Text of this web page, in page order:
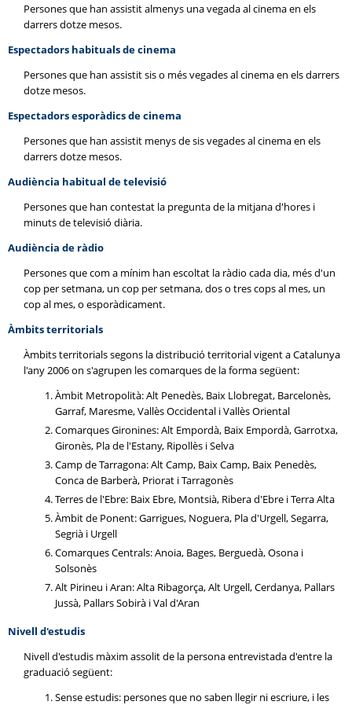
Persones que han assistit almenys una vegada al cinema en els
darrers dotze mesos.
Espectadors habituals de cinema
Persones que han assistit sis o més vegades al cinema en els darrers
dotze mesos.
Espectadors esporàdics de cinema
Persones que han assistit menys de sis vegades al cinema en els
darrers dotze mesos.
Audiència habitual de televisió
Persones que han contestat la pregunta de la mitjana d'hores i
minuts de televisió diària.
Audiència de ràdio
Persones que com a mínim han escoltat la ràdio cada dia, més d'un
cop per setmana, un cop per setmana, dos o tres cops al mes, un
cop al mes, o esporàdicament.
Àmbits territorials
Àmbits territorials segons la distribució territorial vigent a Catalunya
l'any 2006 on s'agrupen les comarques de la forma següent:
Àmbit Metropolità: Alt Penedès, Baix Llobregat, Barcelonès,
Garraf, Maresme, Vallès Occidental i Vallès Oriental
Comarques Gironines: Alt Empordà, Baix Empordà, Garrotxa,
Gironès, Pla de l'Estany, Ripollès i Selva
Camp de Tarragona: Alt Camp, Baix Camp, Baix Penedès,
Conca de Barberà, Priorat i Tarragonès
Terres de l'Ebre: Baix Ebre, Montsià, Ribera d'Ebre i Terra Alta
Àmbit de Ponent: Garrigues, Noguera, Pla d'Urgell, Segarra,
Segrià i Urgell
Comarques Centrals: Anoia, Bages, Berguedà, Osona i
Solsonès
Alt Pirineu i Aran: Alta Ribagorça, Alt Urgell, Cerdanya, Pallars
Jussà, Pallars Sobirà i Val d'Aran
Nivell d'estudis
Nivell d'estudis màxim assolit de la persona entrevistada d'entre la
graduació següent:
Sense estudis: persones que no saben llegir ni escriure, i les